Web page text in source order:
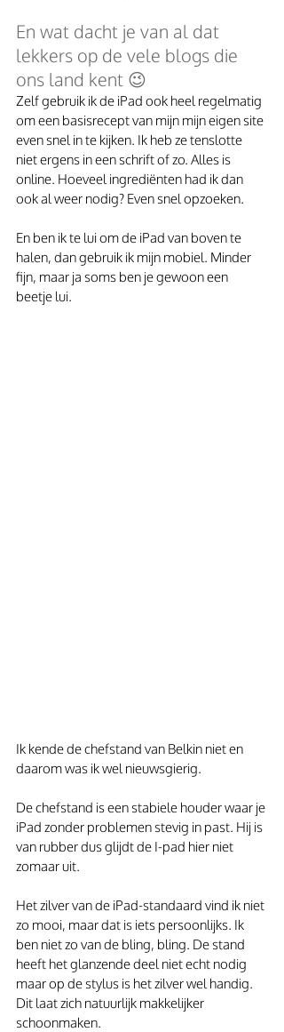
En wat dacht je van al dat
lekkers op de vele blogs die
ons land kent 😉
Zelf gebruik ik de iPad ook heel regelmatig
om een basisrecept van mijn mijn eigen site
even snel in te kijken. Ik heb ze tenslotte
niet ergens in een schrift of zo. Alles is
online. Hoeveel ingrediënten had ik dan
ook al weer nodig? Even snel opzoeken.
En ben ik te lui om de iPad van boven te
halen, dan gebruik ik mijn mobiel. Minder
fijn, maar ja soms ben je gewoon een
beetje lui.
Ik kende de chefstand van Belkin niet en
daarom was ik wel nieuwsgierig.
De chefstand is een stabiele houder waar je
iPad zonder problemen stevig in past. Hij is
van rubber dus glijdt de I-pad hier niet
zomaar uit.
Het zilver van de iPad-standaard vind ik niet
zo mooi, maar dat is iets persoonlijks. Ik
ben niet zo van de bling, bling. De stand
heeft het glanzende deel niet echt nodig
maar op de stylus is het zilver wel handig.
Dit laat zich natuurlijk makkelijker
schoonmaken.